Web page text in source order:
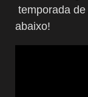
temporada de
abaixo!